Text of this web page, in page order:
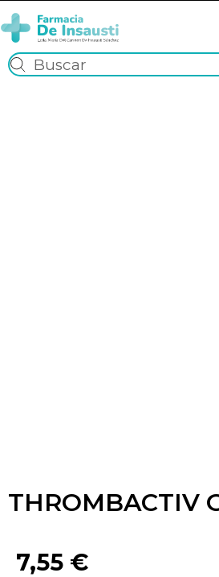
THROMBACTIV
7,55 €